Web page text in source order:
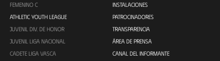
FEMENINO C
ATHLETIC YOUTH LEAGUE
JUVENIL DIV. DE HONOR
JUVENIL LIGA NACIONAL
CADETE LIGA VASCA
INSTALACIONES
PATROCINADORES
TRANSPARENCIA
ÁREA DE PRENSA
CANAL DEL INFORMANTE